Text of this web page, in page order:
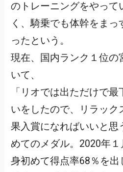
のトレーニングをやって
く、騎乗でも体幹をま
ったという。
現在、国内ランク１位の
いて、
「リオでは出ただけで
いをしたので、リラック
果入賞になればいいと思
めてのメダル。2020年
身初めて得点率68％を出